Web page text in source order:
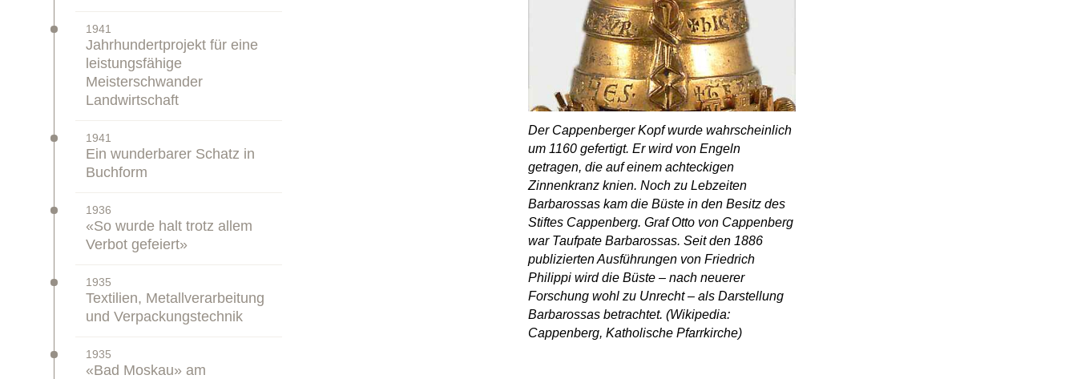
Zeitstrahl:
1941
–
Jahrhundertprojekt für eine
leistungsfähige
Meisterschwander
Landwirtschaft
Zeitstrahl:
1941
–
Ein wunderbarer Schatz in
Buchform
Zeitstrahl:
1936
–
«So wurde halt trotz allem
Verbot gefeiert»
Zeitstrahl:
1935
–
Textilien, Metallverarbeitung
und Verpackungstechnik
Zeitstrahl:
1935
–
«Bad Moskau» am
Der Cappenberger Kopf wurde wahrscheinlich
um 1160 gefertigt. Er wird von Engeln
getragen, die auf einem achteckigen
Zinnenkranz knien. Noch zu Lebzeiten
Barbarossas kam die Büste in den Besitz des
Stiftes Cappenberg. Graf Otto von Cappenberg
war Taufpate Barbarossas. Seit den 1886
publizierten Ausführungen von Friedrich
Philippi wird die Büste – nach neuerer
Forschung wohl zu Unrecht – als Darstellung
Barbarossas betrachtet. (Wikipedia:
Cappenberg, Katholische Pfarrkirche)